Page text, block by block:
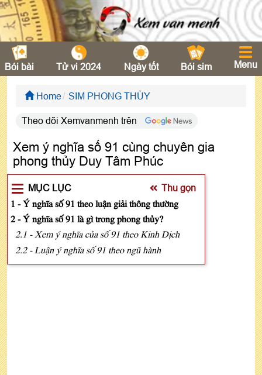
Bói bài Tử vi 2024 Ngày tốt Bói sim Menu
Home SIM PHONG THỦY
Theo dõi Xemvanmenh trên
Xem ý nghĩa số 91 cùng chuyên gia
phong thủy Duy Tâm Phúc
MỤC LỤC Thu gọn
1 - Ý nghĩa số 91 theo luận giải thông thường
2 - Ý nghĩa số 91 là gì trong phong thủy?
2.1 - Xem ý nghĩa của số 91 theo Kinh Dịch
2.2 - Luận ý nghĩa số 91 theo ngũ hành